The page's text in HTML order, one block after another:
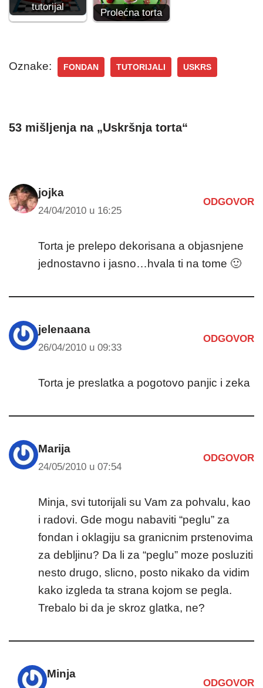
tutorijal
Prolećna torta
Oznake: FONDAN TUTORIJALI USKRS
53 mišljenja na „Uskršnja torta“
jojka
24/04/2010 u 16:25
ODGOVOR
Torta je prelepo dekorisana a objasnjene
jednostavno i jasno…hvala ti na tome 🙂
jelenaana
26/04/2010 u 09:33
ODGOVOR
Torta je preslatka a pogotovo panjic i zeka
Marija
24/05/2010 u 07:54
ODGOVOR
Minja, svi tutorijali su Vam za pohvalu, kao
i radovi. Gde mogu nabaviti “peglu” za
fondan i oklagiju sa granicnim prstenovima
za debljinu? Da li za “peglu” moze posluziti
nesto drugo, slicno, posto nikako da vidim
kako izgleda ta strana kojom se pegla.
Trebalo bi da je skroz glatka, ne?
Minja
ODGOVOR